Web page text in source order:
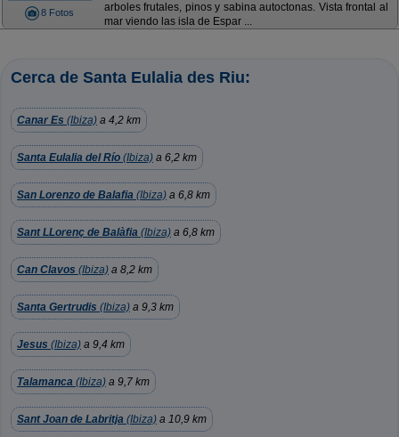
8 Fotos
arboles frutales, pinos y sabina autoctonas. Vista frontal al
mar viendo las isla de Espar ...
Cerca de Santa Eulalia des Riu:
Canar Es (Ibiza) a 4,2 km
Santa Eulalia del Río (Ibiza) a 6,2 km
San Lorenzo de Balafia (Ibiza) a 6,8 km
Sant LLorenç de Balàfia (Ibiza) a 6,8 km
Can Clavos (Ibiza) a 8,2 km
Santa Gertrudis (Ibiza) a 9,3 km
Jesus (Ibiza) a 9,4 km
Talamanca (Ibiza) a 9,7 km
Sant Joan de Labritja (Ibiza) a 10,9 km